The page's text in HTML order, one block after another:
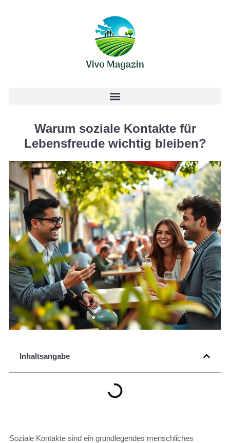
Warum soziale Kontakte für
Lebensfreude wichtig bleiben?
Inhaltsangabe
Soziale Kontakte sind ein grundlegendes menschliches